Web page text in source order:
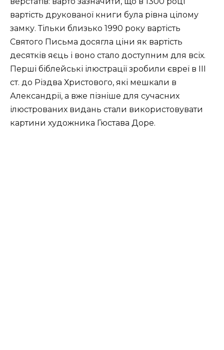
вартість друкованої книги була рівна цілому
замку. Тільки близько 1990 року вартість
Святого Письма досягла ціни як вартість
десятків яєць і воно стало доступним для всіх.
Перші біблейські ілюстрації зробили євреї в III
ст. до Різдва Христового, які мешкали в
Александрії, а вже пізніше для сучасних
ілюстрованих видань стали використовувати
картини художника Гюстава Доре.